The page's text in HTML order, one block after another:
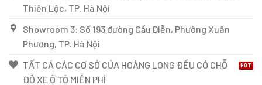
Thiên Lộc, TP. Hà Nội
Showroom 3: Số 193 đường Cầu Diễn, Phường Xuân
Phương, TP. Hà Nội
TẤT CẢ CÁC CƠ SỞ CỦA HOÀNG LONG ĐỀU CÓ CHỖ
ĐỖ XE Ô TÔ MIỄN PHÍ